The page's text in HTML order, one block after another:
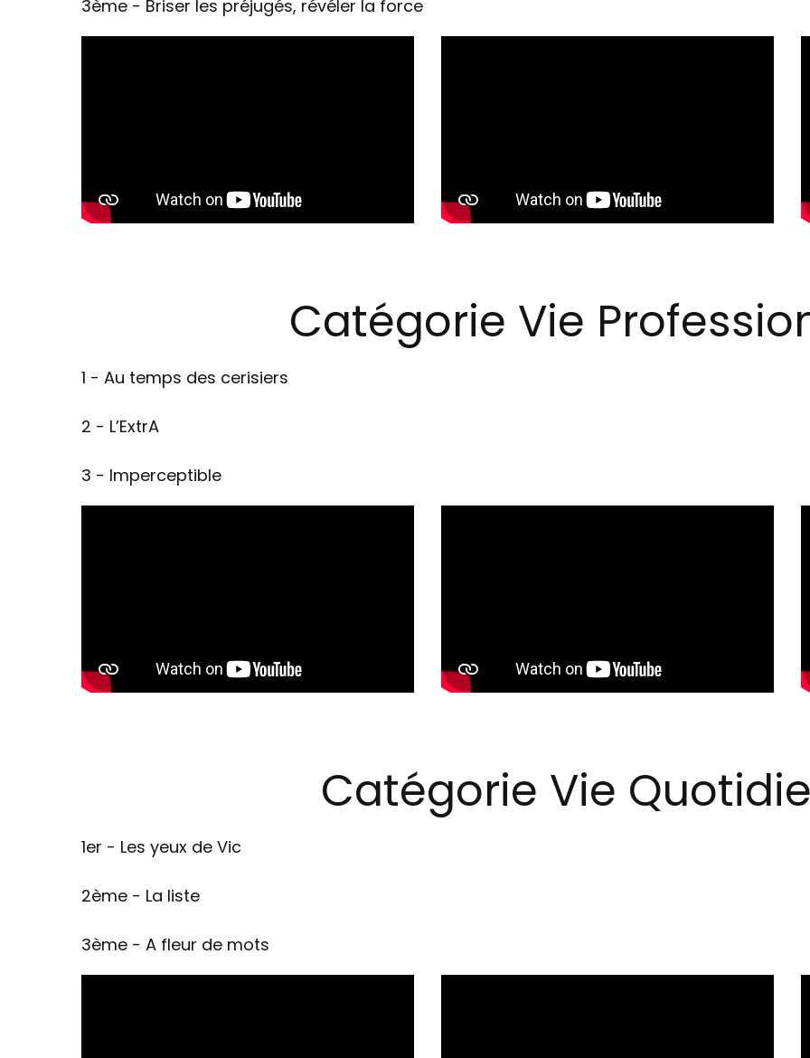
3ème - Briser les préjugés, révéler la force
Catégorie Vie
1 - Au temps des cerisiers
2 - L’ExtrA
3 - Imperceptible
Catégorie Vie
1er - Les yeux de Vic
2ème - La liste
3ème - A fleur de mots